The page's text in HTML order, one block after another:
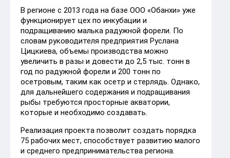
В регионе с 2013 года на базе ООО «Обанхи» уже
функционирует цех по инкубации и
подращиванию малька радужной форели. По
словам руководителя предприятия Руслана
Цицкиева, объемы производства можно
увеличить в разы и довести до 2,5 тыс. тонн в
год по радужной форели и 200 тонн по
осетровым, таким как осетр и стерлядь. Однако,
для дальнейшего содержания и подращивания
рыбы требуются просторные акватории,
которые и необходимо создавать.
Реализация проекта позволит создать порядка
75 рабочих мест, способствует развитию малого
и среднего предпринимательства региона.